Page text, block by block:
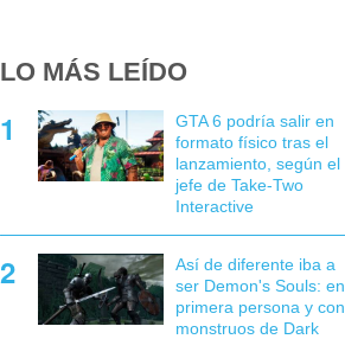
LO MÁS LEÍDO
GTA 6 podría salir en
formato físico tras el
lanzamiento, según el
jefe de Take-Two
Interactive
Así de diferente iba a
ser Demon's Souls: en
primera persona y con
monstruos de Dark